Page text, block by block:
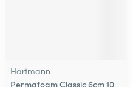
Hartmann
Permafoam Classic 6cm 10